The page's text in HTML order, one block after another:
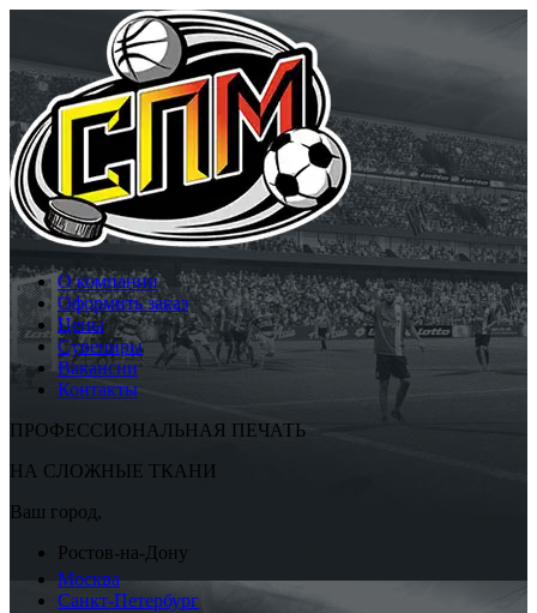
О компании
Оформить заказ
Цены
Сувениры
Вакансии
Контакты
ПРОФЕССИОНАЛЬНАЯ ПЕЧАТЬ
НА СЛОЖНЫЕ ТКАНИ
Ваш город,
Ростов-на-Дону
Москва
Санкт-Петербург